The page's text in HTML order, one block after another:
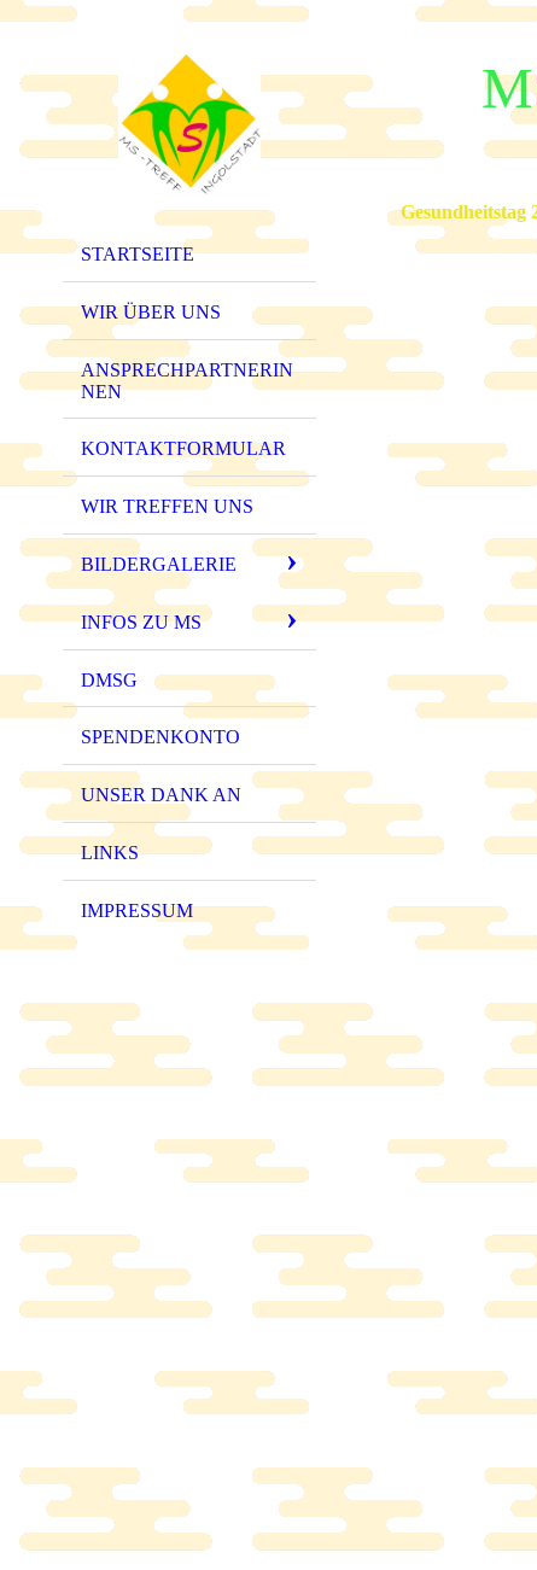
STARTSEITE
WIR ÜBER UNS
ANSPRECHPARTNERIN
NEN
KONTAKTFORMULAR
WIR TREFFEN UNS
BILDERGALERIE
INFOS ZU MS
DMSG
SPENDENKONTO
UNSER DANK AN
LINKS
IMPRESSUM
M
Gesundheitstag